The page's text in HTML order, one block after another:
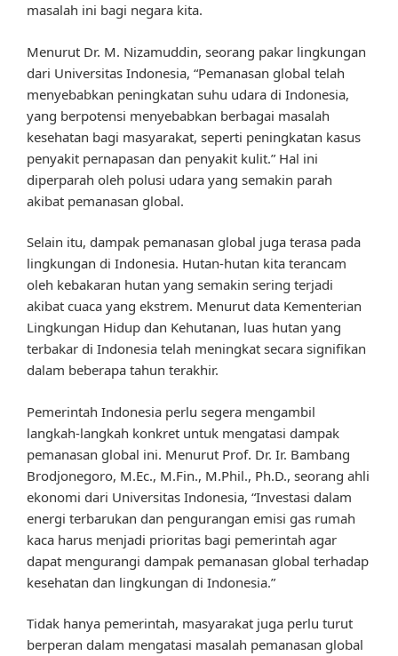
masalah ini bagi negara kita.
Menurut Dr. M. Nizamuddin, seorang pakar lingkungan
dari Universitas Indonesia, “Pemanasan global telah
menyebabkan peningkatan suhu udara di Indonesia,
yang berpotensi menyebabkan berbagai masalah
kesehatan bagi masyarakat, seperti peningkatan kasus
penyakit pernapasan dan penyakit kulit.” Hal ini
diperparah oleh polusi udara yang semakin parah
akibat pemanasan global.
Selain itu, dampak pemanasan global juga terasa pada
lingkungan di Indonesia. Hutan-hutan kita terancam
oleh kebakaran hutan yang semakin sering terjadi
akibat cuaca yang ekstrem. Menurut data Kementerian
Lingkungan Hidup dan Kehutanan, luas hutan yang
terbakar di Indonesia telah meningkat secara signifikan
dalam beberapa tahun terakhir.
Pemerintah Indonesia perlu segera mengambil
langkah-langkah konkret untuk mengatasi dampak
pemanasan global ini. Menurut Prof. Dr. Ir. Bambang
Brodjonegoro, M.Ec., M.Fin., M.Phil., Ph.D., seorang ahli
ekonomi dari Universitas Indonesia, “Investasi dalam
energi terbarukan dan pengurangan emisi gas rumah
kaca harus menjadi prioritas bagi pemerintah agar
dapat mengurangi dampak pemanasan global terhadap
kesehatan dan lingkungan di Indonesia.”
Tidak hanya pemerintah, masyarakat juga perlu turut
berperan dalam mengatasi masalah pemanasan global